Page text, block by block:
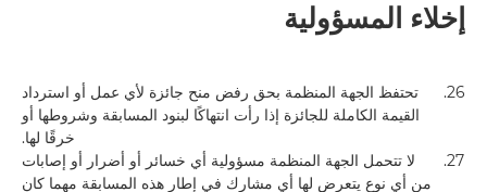
إخلاء المسؤولية
26.
تحتفظ الجهة المنظمة بحق رفض منح جائزة لأي عمل أو استرداد
القيمة الكاملة للجائزة إذا رأت انتهاكًا لبنود المسابقة وشروطها أو
خرقًا لها.
27.
لا تتحمل الجهة المنظمة مسؤولية أي خسائر أو أضرار أو إصابات
من أي نوع يتعرض لها أي مشارك في إطار هذه المسابقة مهما كان